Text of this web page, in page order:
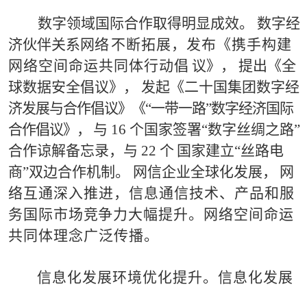
数字领域国际合作取得明显成效。
数字经
济伙伴关系网络 不断拓展，发布《携手构建
网络空间命运共同体行动倡 议》，
提出《全
球数据安全倡议》， 发起《二十国集团数字经
济发展与合作倡议》《“一带一路”数字经济国际
合作倡议》，
与 16 个国家签署“数字丝绸之路”
合作谅解备忘录，与 22 个 国家建立“丝路电
商”双边合作机制。 网信企业全球化发展，
网
络互通深入推进，信息通信技术、产品和服
务国际市场竞争力大幅提升。网络空间命运
共同体理念广泛传播。
信息化发展环境优化提升。 信息化发展